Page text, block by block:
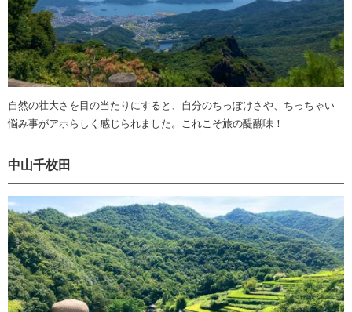
自然の壮大さを目の当たりにすると、自分のちっぽけさや、ちっちゃい
悩み事がアホらしく感じられました。これこそ旅の醍醐味！
中山千枚田